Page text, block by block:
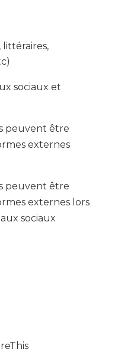
littéraires,
sociaux et
peuvent être
externes
peuvent être
externes lors
sociaux